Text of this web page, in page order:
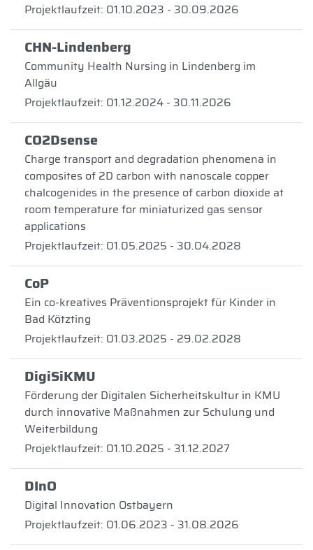
Projektlaufzeit: 01.10.2023 - 30.09.2026
CHN-Lindenberg
Community Health Nursing in Lindenberg im
Allgäu
Projektlaufzeit: 01.12.2024 - 30.11.2026
CO2Dsense
Charge transport and degradation phenomena in
composites of 2D carbon with nanoscale copper
chalcogenides in the presence of carbon dioxide at
room temperature for miniaturized gas sensor
applications
Projektlaufzeit: 01.05.2025 - 30.04.2028
CoP
Ein co-kreatives Präventionsprojekt für Kinder in
Bad Kötzting
Projektlaufzeit: 01.03.2025 - 29.02.2028
DigiSiKMU
Förderung der Digitalen Sicherheitskultur in KMU
durch innovative Maßnahmen zur Schulung und
Weiterbildung
Projektlaufzeit: 01.10.2025 - 31.12.2027
DInO
Digital Innovation Ostbayern
Projektlaufzeit: 01.06.2023 - 31.08.2026